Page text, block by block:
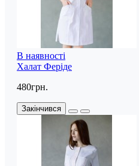
В наявності
Халат Феріде
480грн.
Закінчився